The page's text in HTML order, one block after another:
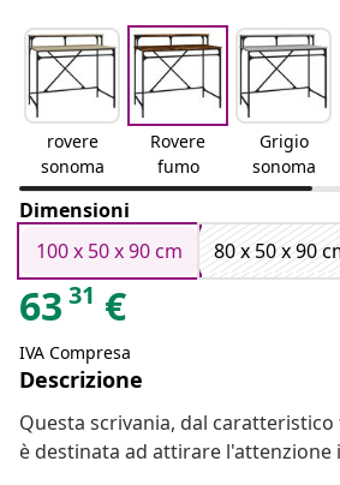
rovere
sonoma
Rovere
fumo
Grigio
sonoma
Dimensioni
100 x 50 x 90 cm
80 x 50 x 90
63 31 €
IVA Compresa
Descrizione
Questa scrivania, dal
è destinata ad attirare l'attenzione